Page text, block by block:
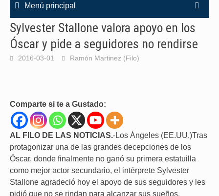
Menú principal
Sylvester Stallone valora apoyo en los
Óscar y pide a seguidores no rendirse
2016-03-01 Ramón Martinez (Filo)
Comparte si te a Gustado:
AL FILO DE LAS NOTICIAS.-Los Ángeles (EE.UU.)Tras
protagonizar una de las grandes decepciones de los
Óscar, donde finalmente no ganó su primera estatuilla
como mejor actor secundario, el intérprete Sylvester
Stallone agradeció hoy el apoyo de sus seguidores y les
pidió que no se rindan para alcanzar sus sueños.